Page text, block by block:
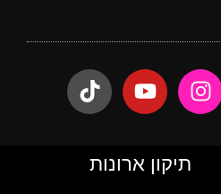
תיקון ארונות